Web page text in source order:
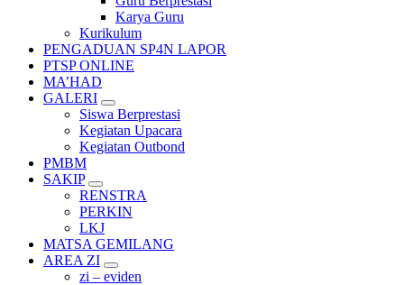
Karya Guru
Kurikulum
PENGADUAN SP4N LAPOR
PTSP ONLINE
MA’HAD
GALERI
Siswa Berprestasi
Kegiatan Upacara
Kegiatan Outbond
PMBM
SAKIP
RENSTRA
PERKIN
LKJ
MATSA GEMILANG
AREA ZI
zi – eviden